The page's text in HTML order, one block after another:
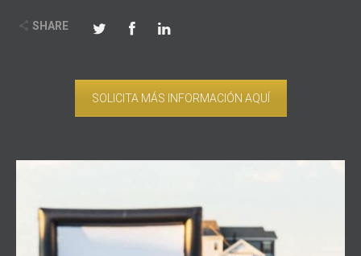
SHARE
SOLICITA MÁS INFORMACIÓN AQUÍ